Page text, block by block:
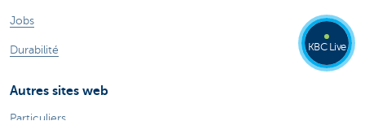
Jobs
Durabilité
Autres sites web
Particuliers
KBC Live